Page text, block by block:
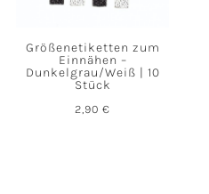
Größenetiketten zum
Einnähen –
Dunkelgrau/Weiß | 10
Stück
2,90€